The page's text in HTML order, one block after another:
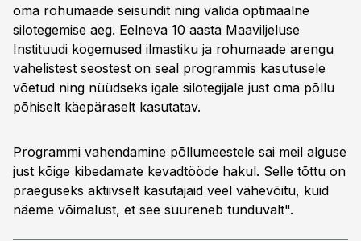
oma rohumaade seisundit ning valida optimaalne
silotegemise aeg. Eelneva 10 aasta Maaviljeluse
Instituudi kogemused ilmastiku ja rohumaade arengu
vahelistest seostest on seal programmis kasutusele
võetud ning nüüdseks igale silotegijale just oma põllu
põhiselt käepäraselt kasutatav.
Programmi vahendamine põllumeestele sai meil alguse
just kõige kibedamate kevadtööde hakul. Selle tõttu on
praeguseks aktiivselt kasutajaid veel vähevõitu, kuid
näeme võimalust, et see suureneb tunduvalt".